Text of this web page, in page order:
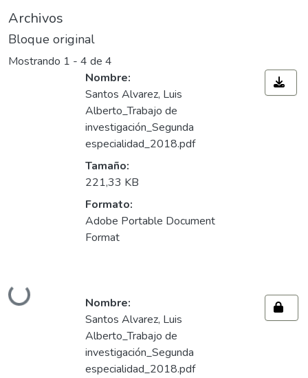
Archivos
Bloque original
Mostrando 1 - 4 de 4
Cargando...
Nombre:
Santos Alvarez, Luis
Alberto_Trabajo de
investigación_Segunda
especialidad_2018.pdf
Tamaño:
221,33 KB
Formato:
Adobe Portable Document
Format
Nombre:
Santos Alvarez, Luis
Alberto_Trabajo de
investigación_Segunda
especialidad_2018.pdf